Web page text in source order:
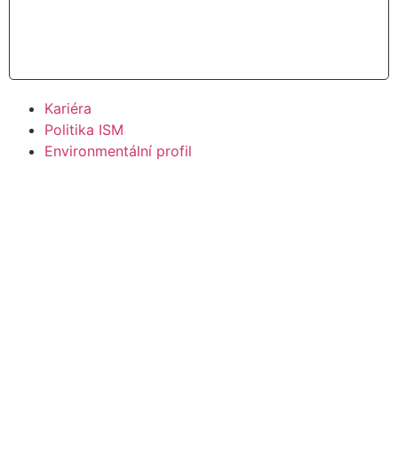
Kariéra
Politika ISM
Environmentální profil